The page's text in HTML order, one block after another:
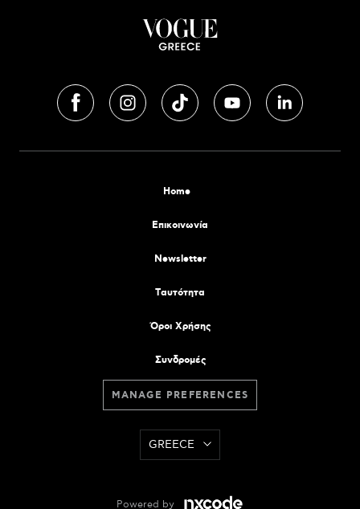
Home
Επικοινωνία
Newsletter
Tαυτότητα
Όροι Χρήσης
Συνδρομές
MANAGE PREFERENCES
GREECE
Powered by